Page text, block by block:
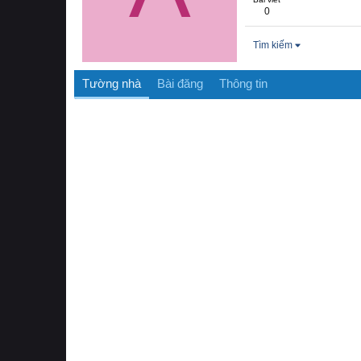
0
Tìm kiếm
Tường nhà Bài đăng Thông tin